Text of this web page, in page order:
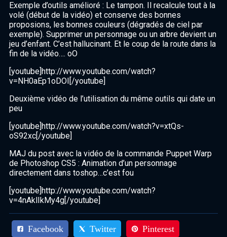
Exemple d’outils amélioré : Le tampon. Il recalcule tout à la
volé (début de la vidéo) et conserve des bonnes
proposions, les bonnes couleurs (dégradés de ciel par
exemple). Supprimer un personnage ou un arbre devient un
jeu d’enfant. C’est hallucinant. Et le coup de la route dans la
fin de la vidéo…. oO
[youtube]http://www.youtube.com/watch?
v=NH0aEp1oDOI[/youtube]
Deuxième vidéo de l’utilisation du même outils qui date un
peu
[youtube]http://www.youtube.com/watch?v=xtQs-
oS92xc[/youtube]
MAJ du post avec la vidéo de la commande Puppet Warp
de Photoshop CS5 : Animation d’un personnage
directement dans toshop…c’est fou
[youtube]http://www.youtube.com/watch?
v=4nAklIkMy4g[/youtube]
Facebook Twitter Pinterest